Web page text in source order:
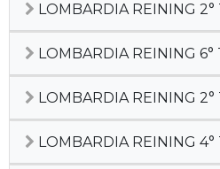
LOMBARDIA REINING
LOMBARDIA REINING 6°
LOMBARDIA REINING 2°
LOMBARDIA REINING 4°